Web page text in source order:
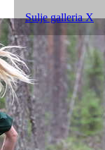
Sulje galleria X